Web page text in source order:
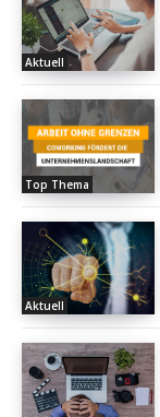
Aktuell
Top Thema
Aktuell